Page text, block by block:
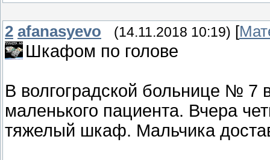
2 afanasyevo (14.11.2018 10:19) [
Шкафом по голове
В волгоградской больнице № 7
маленького пациента. Вчера
тяжелый шкаф. Мальчика